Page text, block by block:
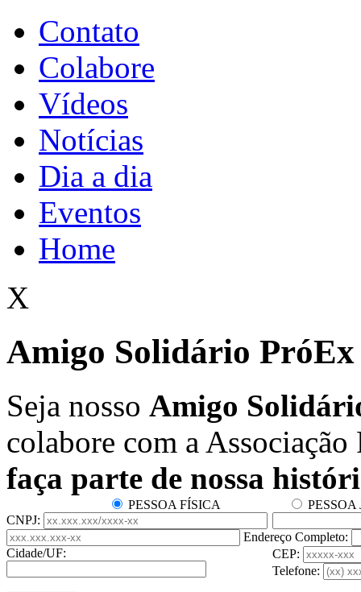
Contato
Colabore
Vídeos
Notícias
Dia a dia
Eventos
Home
X
Amigo Solidário PróEx
Seja nosso Amigo
colabore com a Associação
faça parte de nossa
PESSOA FÍSICA
CNPJ:
Endereço Completo:
Cidade/UF:
CEP:
Telefone: